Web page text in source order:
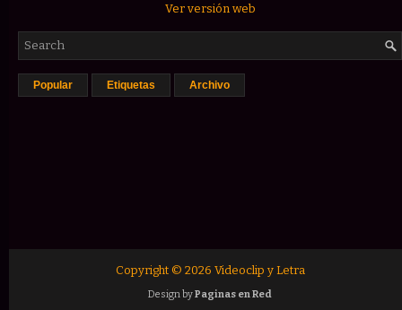
Ver versión web
Popular Etiquetas Archivo
Copyright © 2026 Videoclip y Letra
Design byPaginas en Red